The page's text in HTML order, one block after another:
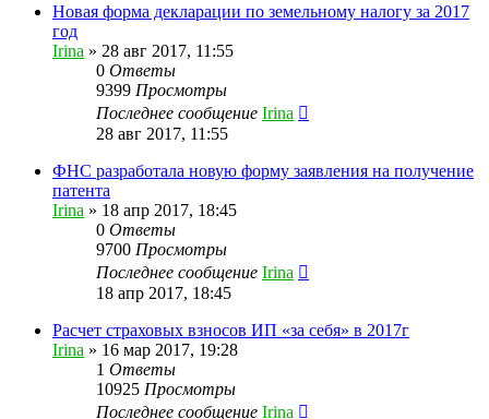
Новая форма декларации по земельному налогу за 2017
год
Irina » 28 авг 2017, 11:55
0 Ответы
9399 Просмотры
Последнее сообщение Irina
28 авг 2017, 11:55
ФНС разработала новую форму заявления на получение
патента
Irina » 18 апр 2017, 18:45
0 Ответы
9700 Просмотры
Последнее сообщение Irina
18 апр 2017, 18:45
Расчет страховых взносов ИП «за себя» в 2017г
Irina » 16 мар 2017, 19:28
1 Ответы
10925 Просмотры
Последнее сообщение Irina